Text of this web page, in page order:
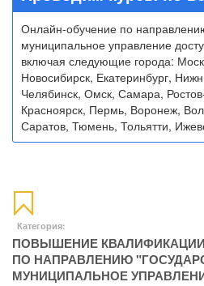
Онлайн-обучение по
муниципальное управление
включая следующие города:
Новосибирск, Екатеринбург,
Челябинск, Омск, Самара,
Красноярск, Пермь, Воронеж,
Саратов, Тюмень, Тольятти,
Категория:
ПОВЫШЕНИЕ
ПО НАПРАВЛЕНИЮ
МУНИЦИПАЛЬНОЕ